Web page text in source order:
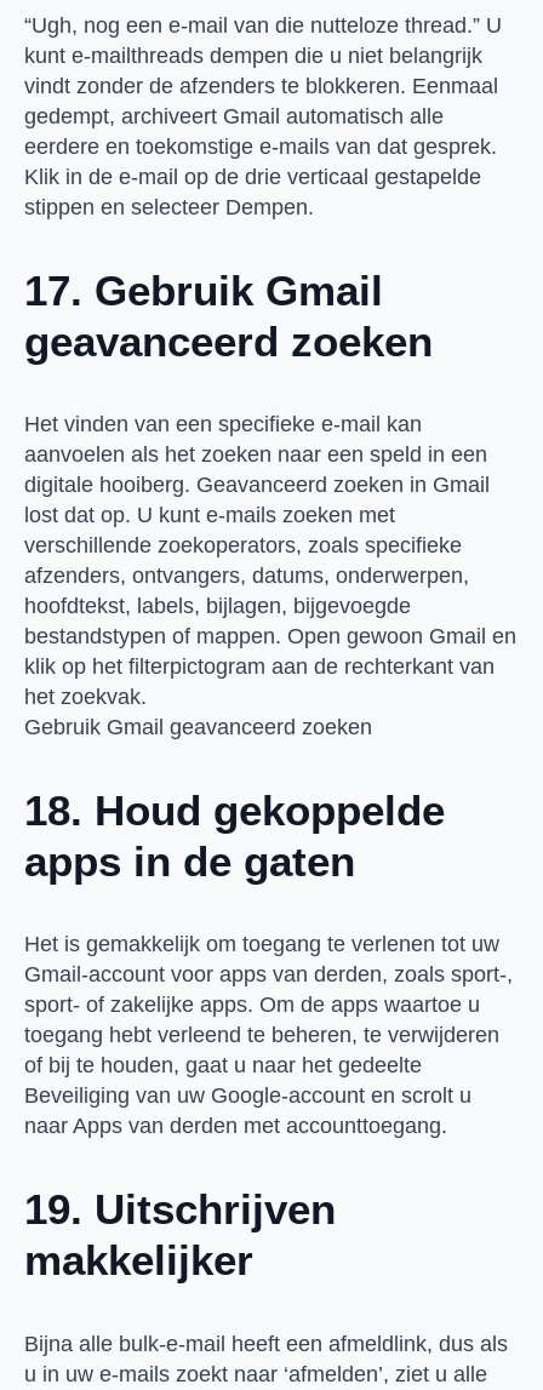
“Ugh, nog een e-mail van die nutteloze thread.” U
kunt e-mailthreads dempen die u niet belangrijk
vindt zonder de afzenders te blokkeren. Eenmaal
gedempt, archiveert Gmail automatisch alle
eerdere en toekomstige e-mails van dat gesprek.
Klik in de e-mail op de drie verticaal gestapelde
stippen en selecteer Dempen.
17. Gebruik Gmail
geavanceerd zoeken
Het vinden van een specifieke e-mail kan
aanvoelen als het zoeken naar een speld in een
digitale hooiberg. Geavanceerd zoeken in Gmail
lost dat op. U kunt e-mails zoeken met
verschillende zoekoperators, zoals specifieke
afzenders, ontvangers, datums, onderwerpen,
hoofdtekst, labels, bijlagen, bijgevoegde
bestandstypen of mappen. Open gewoon Gmail en
klik op het filterpictogram aan de rechterkant van
het zoekvak.
Gebruik Gmail geavanceerd zoeken
18. Houd gekoppelde
apps in de gaten
Het is gemakkelijk om toegang te verlenen tot uw
Gmail-account voor apps van derden, zoals sport-,
sport- of zakelijke apps. Om de apps waartoe u
toegang hebt verleend te beheren, te verwijderen
of bij te houden, gaat u naar het gedeelte
Beveiliging van uw Google-account en scrolt u
naar Apps van derden met accounttoegang.
19. Uitschrijven
makkelijker
Bijna alle bulk-e-mail heeft een afmeldlink, dus als
u in uw e-mails zoekt naar ‘afmelden’, ziet u alle